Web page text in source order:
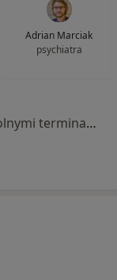
Adrian Marciak
psychiatra
Brak dostępnych specjalistów z wolnymi terminami w tym centrum medycznym.